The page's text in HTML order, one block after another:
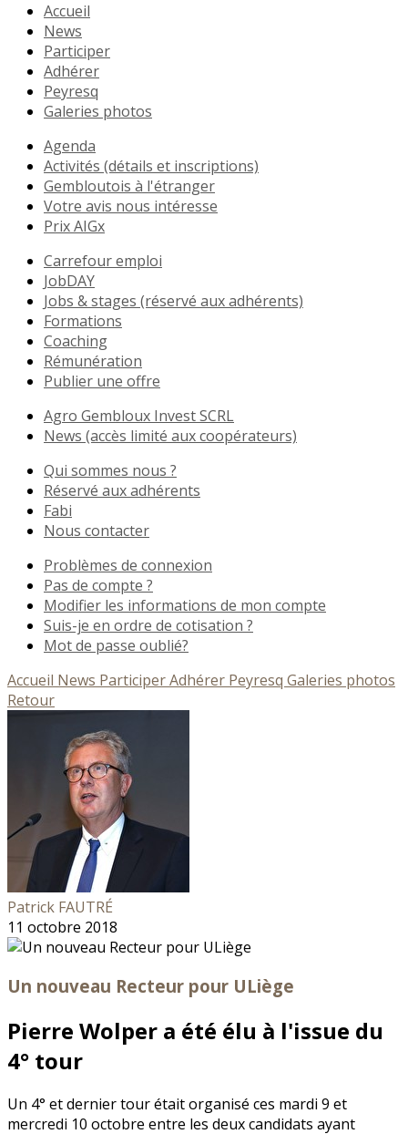
Accueil
News
Participer
Adhérer
Peyresq
Galeries photos
Agenda
Activités (détails et inscriptions)
Gembloutois à l'étranger
Votre avis nous intéresse
Prix AIGx
Carrefour emploi
JobDAY
Jobs & stages (réservé aux adhérents)
Formations
Coaching
Rémunération
Publier une offre
Agro Gembloux Invest SCRL
News (accès limité aux coopérateurs)
Qui sommes nous ?
Réservé aux adhérents
Fabi
Nous contacter
Problèmes de connexion
Pas de compte ?
Modifier les informations de mon compte
Suis-je en ordre de cotisation ?
Mot de passe oublié?
Accueil News ParticiperAdhérer Peyresq Galeries photos
Retour
Patrick FAUTRÉ
11 octobre 2018
Un nouveau Recteur pour ULiège
Pierre Wolper a été élu à l'issue du
4° tour
Un 4° et dernier tour était organisé ces mardi 9 et
mercredi 10 octobre entre les deux candidats ayant